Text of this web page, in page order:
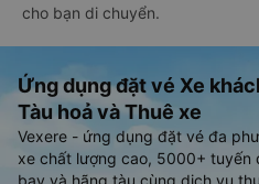
cho bạn di chuyển.
Ứng dụng đặt vé Xe
Tàu hoả và Thuê xe
Vexere - ứng dụng đặt vé đa
xe chất lượng cao, 5000+ tuyến
bay và hãng tàu cùng dịch vụ